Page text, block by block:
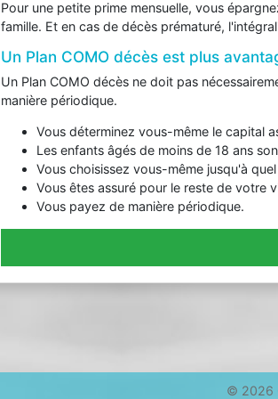
Pour une petite prime mensuelle, vous
famille. Et en cas de décès prématuré,
Un Plan COMO décès est plus
Un Plan COMO décès ne doit pas
manière périodique.
Vous déterminez vous-même le capital
Les enfants âgés de moins de 18 ans
Vous choisissez vous-même jusqu'à
Vous êtes assuré pour le reste de votre
Vous payez de manière périodique.
©